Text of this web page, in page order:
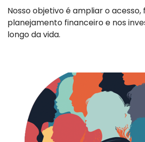
Nosso objetivo é ampliar o
planejamento financeiro e nos
longo da vida.